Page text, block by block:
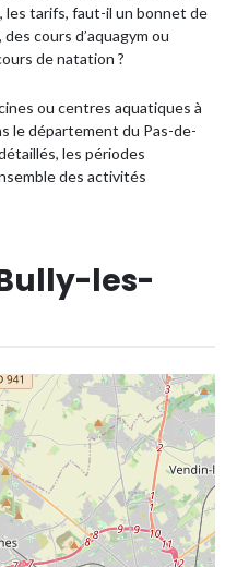
les tarifs, faut-il un bonnet de
cours d’aquagym ou
de natation ?
ou centres aquatiques à
le département du Pas-de-
les périodes
des activités
les-